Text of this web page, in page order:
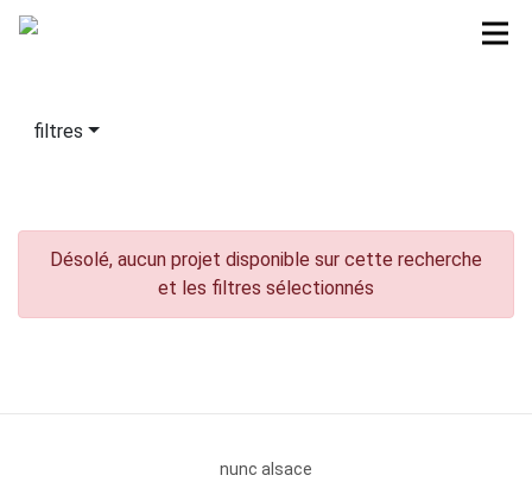
filtres
Désolé, aucun projet disponible sur cette recherche
et les filtres sélectionnés
nunc alsace